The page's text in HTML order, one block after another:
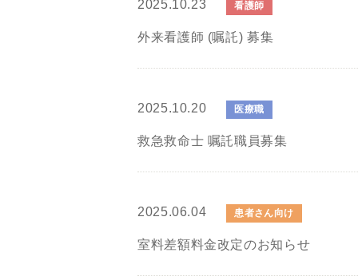
2025.10.23 看護師
外来看護師 (嘱託) 募集
2025.10.20 医療職
救急救命士 嘱託職員募集
2025.06.04 患者さん向け
室料差額料金改定のお知らせ